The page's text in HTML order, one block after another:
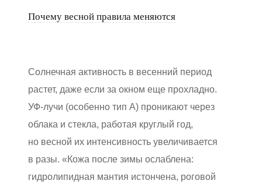
Почему весной правила меняются
Солнечная активность в весенний период
растет, даже если за окном еще прохладно.
УФ-лучи (особенно тип А) проникают через
облака и стекла, работая круглый год,
но весной их интенсивность увеличивается
в разы. «Кожа после зимы ослаблена:
гидролипидная мантия истончена, роговой